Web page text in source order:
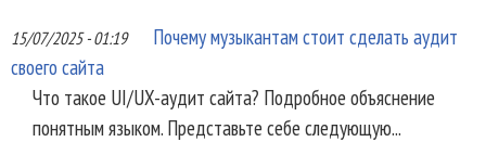
15/07/2025 - 01:19
Почему музыкантам стоит сделать аудит
своего сайта
Что такое UI/UX-аудит сайта? Подробное объяснение
понятным языком. Представьте себе следующую...